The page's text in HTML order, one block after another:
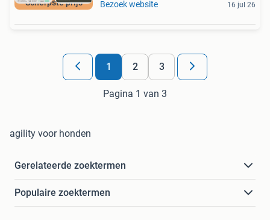
Scherpste prijs Bezoek website 16 jul 26
1 2 3
Pagina 1 van 3
agility voor honden
Gerelateerde zoektermen
Populaire zoektermen